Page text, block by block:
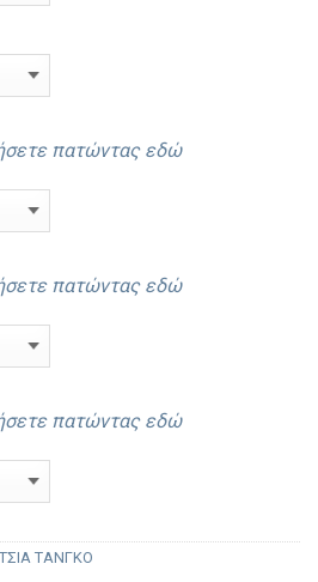
πατώντας εδώ
πατώντας εδώ
πατώντας εδώ
ΤΑΝΓΚΟ